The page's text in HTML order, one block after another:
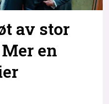
av stor
en